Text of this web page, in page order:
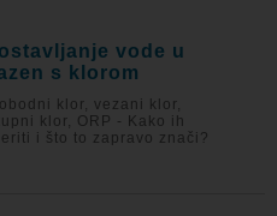
vode u
s klorom
klor, vezani klor,
klor, ORP - Kako ih
i što to zapravo znači?